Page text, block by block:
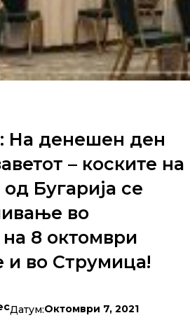
На денешен ден
– коските на
Бугарија се
во
8 октомври
и во Струмица!
Датум:Октомври 7, 2021